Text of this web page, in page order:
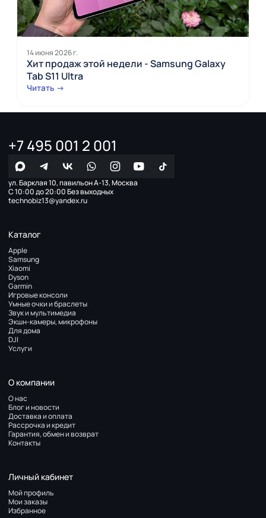
14 июня 2026 г.
Хит продаж этой недели - Samsung Galaxy
Tab S11 Ultra
Читать →
+7 495 001 2 001
ул. Барклая 10, павильон А-13, Москва
С 10:00 до 20:00 Без выходных
technobiz13@yandex.ru
Каталог
Apple
Samsung
Xiaomi
Dyson
Garmin
Игровые консоли
Умные очки и браслеты
Звук и мультимедиа
Экшн-камеры, микрофоны
Для дома
DJI
Услуги
О компании
О нас
Блог и новости
Доставка и оплата
Рассрочка и кредит
Гарантия, обмен и возврат
Контакты
Личный кабинет
Мой профиль
Мои заказы
Избранное